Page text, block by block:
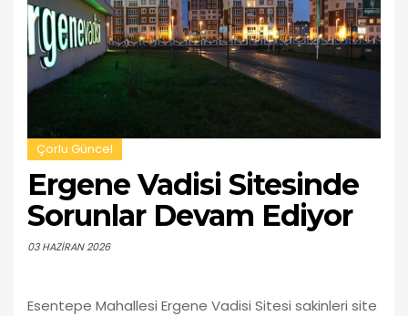
Çorlu Güncel
Ergene Vadisi Sitesinde
Sorunlar Devam Ediyor
03 HAZIRAN 2026
Esentepe Mahallesi Ergene Vadisi Sitesi sakinleri site